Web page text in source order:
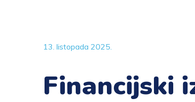
13. listopada 2025.
Financijski